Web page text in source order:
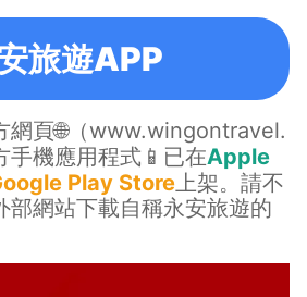
旅遊APP
網頁🌐（www.wingontravel.
手機應用程式📱已在Apple
Play Store 上架。請不
部網站下載自稱永安旅遊的